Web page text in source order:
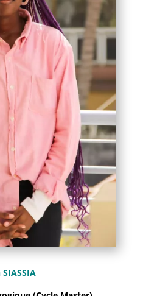
SIASSIA